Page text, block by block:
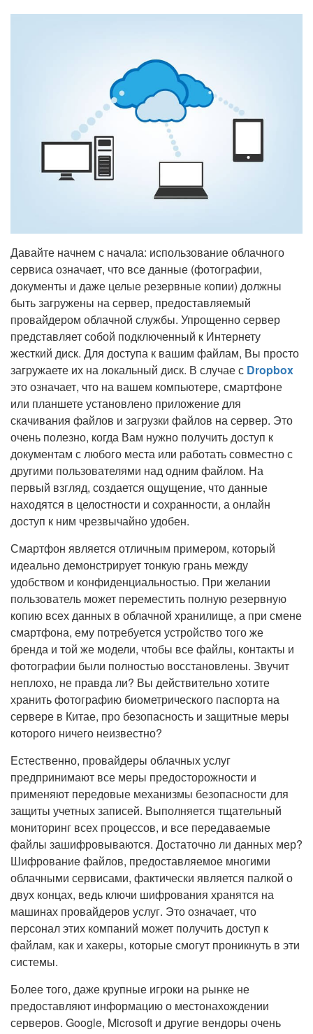
Давайте начнем с начала: использование облачного
сервиса означает, что все данные (фотографии,
документы и даже целые резервные копии) должны
быть загружены на сервер, предоставляемый
провайдером облачной службы. Упрощенно сервер
представляет собой подключенный к Интернету
жесткий диск. Для доступа к вашим файлам, Вы просто
загружаете их на локальный диск. В случае с Dropbox
это означает, что на вашем компьютере, смартфоне
или планшете установлено приложение для
скачивания файлов и загрузки файлов на сервер. Это
очень полезно, когда Вам нужно получить доступ к
документам с любого места или работать совместно с
другими пользователями над одним файлом. На
первый взгляд, создается ощущение, что данные
находятся в целостности и сохранности, а онлайн
доступ к ним чрезвычайно удобен.
Смартфон является отличным примером, который
идеально демонстрирует тонкую грань между
удобством и конфиденциальностью. При желании
пользователь может переместить полную резервную
копию всех данных в облачной хранилище, а при смене
смартфона, ему потребуется устройство того же
бренда и той же модели, чтобы все файлы, контакты и
фотографии были полностью восстановлены. Звучит
неплохо, не правда ли? Вы действительно хотите
хранить фотографию биометрического паспорта на
сервере в Китае, про безопасность и защитные меры
которого ничего неизвестно?
Естественно, провайдеры облачных услуг
предпринимают все меры предосторожности и
применяют передовые механизмы безопасности для
защиты учетных записей. Выполняется тщательный
мониторинг всех процессов, и все передаваемые
файлы зашифровываются. Достаточно ли данных мер?
Шифрование файлов, предоставляемое многими
облачными сервисами, фактически является палкой о
двух концах, ведь ключи шифрования хранятся на
машинах провайдеров услуг. Это означает, что
персонал этих компаний может получить доступ к
файлам, как и хакеры, которые смогут проникнуть в эти
системы.
Более того, даже крупные игроки на рынке не
предоставляют информацию о местонахождении
серверов. Google, Microsoft и другие вендоры очень